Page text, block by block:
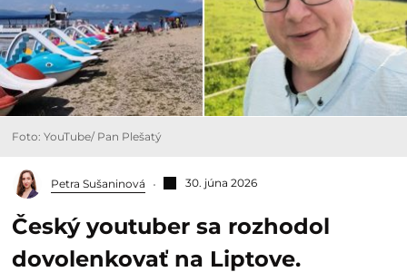
Foto: YouTube/ Pan Plešatý
Petra Sušaninová 30. júna 2026
Český youtuber sa rozhodol
dovolenkovať na Liptove.